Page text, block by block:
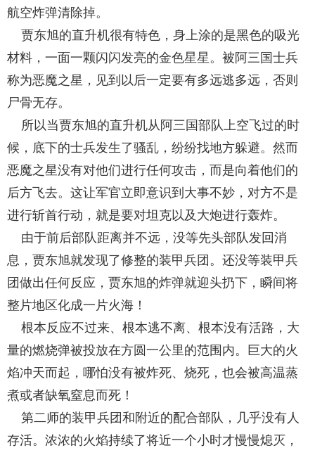
航空炸弹清除掉。
贾东旭的直升机很有特色，身上涂的是黑色的吸光
材料，一面一颗闪闪发亮的金色星星。被阿三国士兵
称为恶魔之星，见到以后一定要有多远逃多远，否则
尸骨无存。
所以当贾东旭的直升机从阿三国部队上空飞过的时
候，底下的士兵发生了骚乱，纷纷找地方躲避。然而
恶魔之星没有对他们进行任何攻击，而是向着他们的
后方飞去。这让军官立即意识到大事不妙，对方不是
进行斩首行动，就是要对坦克以及大炮进行轰炸。
由于前后部队距离并不远，没等先头部队发回消
息，贾东旭就发现了修整的装甲兵团。还没等装甲兵
团做出任何反应，贾东旭的炸弹就迎头扔下，瞬间将
整片地区化成一片火海！
根本反应不过来、根本逃不离、根本没有活路，大
量的燃烧弹被投放在方圆一公里的范围内。巨大的火
焰冲天而起，哪怕没有被炸死、烧死，也会被高温蒸
煮或者缺氧窒息而死！
第二师的装甲兵团和附近的配合部队，几乎没有人
存活。浓浓的火焰持续了将近一个小时才慢慢熄灭，